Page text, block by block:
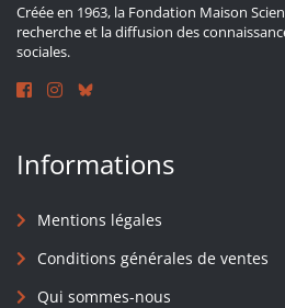
Créée en 1963, la Fondation Maison
recherche et la diffusion des
sociales.
Informations
Mentions légales
Conditions générales de ventes
Qui sommes-nous